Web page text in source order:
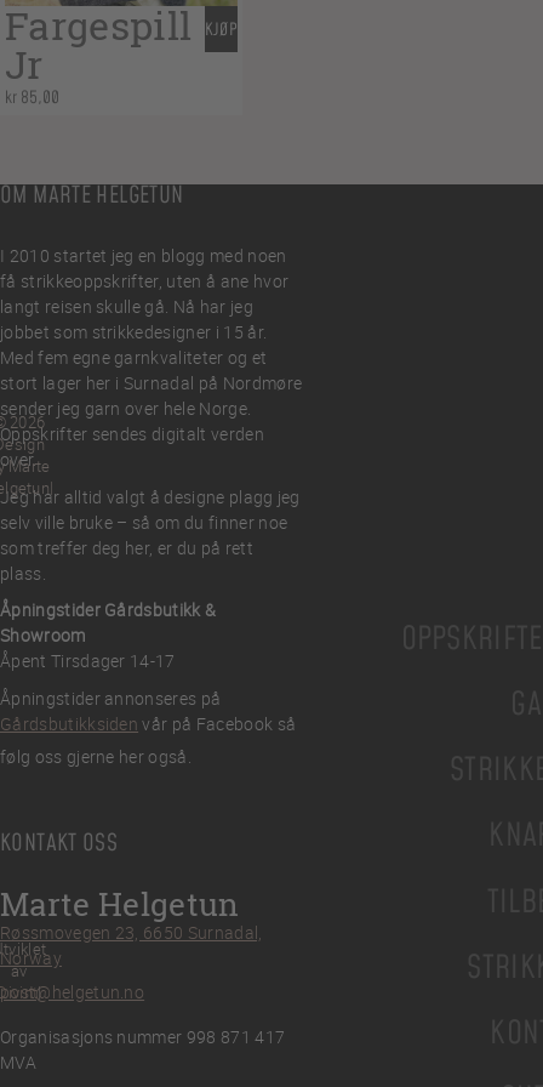
Fargespill
Jr
kr 85,00
KJØP
OM MARTE HELGETUN
I 2010 startet jeg en blogg med noen
få strikkeoppskrifter, uten å ane hvor
langt reisen skulle gå. Nå har jeg
jobbet som strikkedesigner i 15 år.
Med fem egne garnkvaliteter og et
stort lager her i Surnadal på Nordmøre
sender jeg garn over hele Norge.
Oppskrifter sendes digitalt verden
over.
Jeg har alltid valgt å designe plagg jeg
selv ville bruke – så om du finner noe
som treffer deg her, er du på rett
plass.
Åpningstider Gårdsbutikk &
Showroom
Åpent Tirsdager 14-17
Åpningstider annonseres på
Gårdsbutikksiden vår på Facebook så
følg oss gjerne her også.
KONTAKT OSS
Marte Helgetun
Røssmovegen 23, 6650 Surnadal,
Norway
post@helgetun.no
Organisasjons nummer 998 871 417
MVA
2026
Marte
av